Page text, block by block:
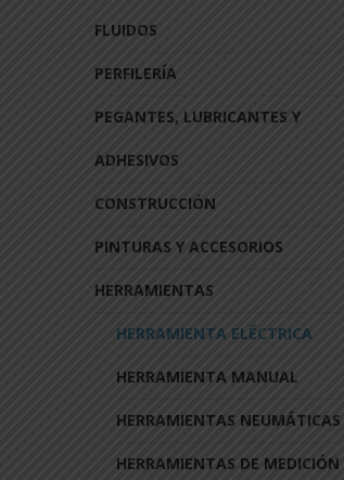
FLUIDOS
PERFILERÍA
PEGANTES, LUBRICANTES Y
ADHESIVOS
CONSTRUCCIÓN
PINTURAS Y ACCESORIOS
HERRAMIENTAS
HERRAMIENTA ELÉCTRICA
HERRAMIENTA MANUAL
HERRAMIENTAS NEUMÁTICAS
HERRAMIENTAS DE MEDICIÓN